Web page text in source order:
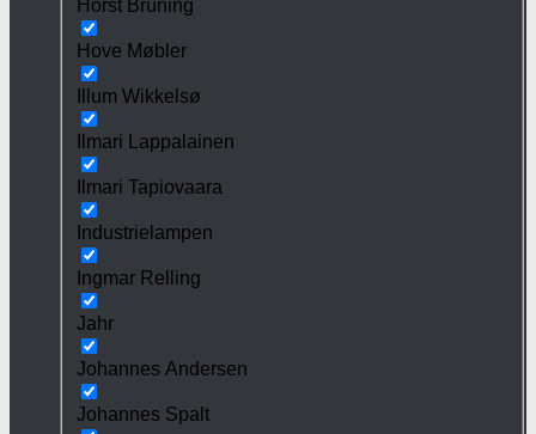
Horst Brüning
Hove Møbler
Illum Wikkelsø
Ilmari Lappalainen
Ilmari Tapiovaara
Industrielampen
Ingmar Relling
Jahr
Johannes Andersen
Johannes Spalt